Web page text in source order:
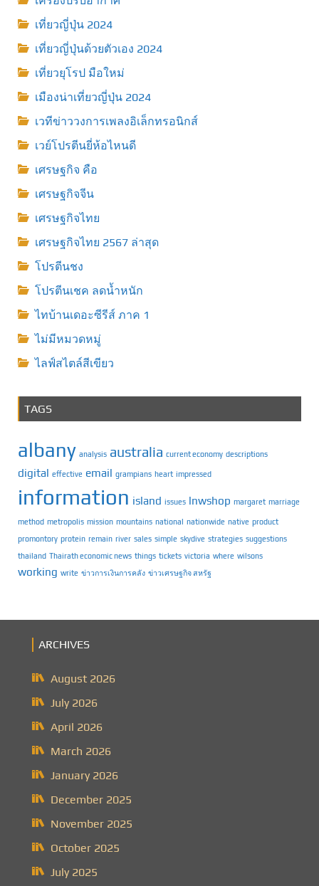
เที่ยวญี่ปุ่น 2024
เที่ยวญี่ปุ่นด้วยตัวเอง 2024
เที่ยวยุโรป มือใหม่
เมืองน่าเที่ยวญี่ปุ่น 2024
เวทีข่าววงการเพลงอิเล็กทรอนิกส์
เวย์โปรตีนยี่ห้อไหนดี
เศรษฐกิจ คือ
เศรษฐกิจจีน
เศรษฐกิจไทย
เศรษฐกิจไทย 2567 ล่าสุด
โปรตีนชง
โปรตีนเชค ลดน้ำหนัก
ไทบ้านเดอะซีรีส์ ภาค 1
ไม่มีหมวดหมู่
ไลฟ์สไตล์สีเขียว
TAGS
albany analysis australia current economy descriptions
digital effective email grampians heart impressed
information island issues lnwshop margaret marriage
method metropolis mission mountains national nationwide native product
promontory protein remain river sales simple skydive strategies suggestions
thailand Thairath economic news things tickets victoria where wilsons
working write ข่าวการเงินการคลัง ข่าวเศรษฐกิจ สหรัฐ
ARCHIVES
August 2026
July 2026
April 2026
March 2026
January 2026
December 2025
November 2025
October 2025
July 2025